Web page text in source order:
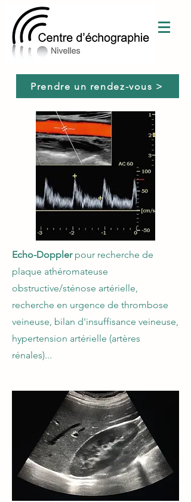
Prendre un rendez-vous >
Echo-Doppler pour recherche de
plaque athéromateuse
obstructive/sténose artérielle,
recherche en urgence de thrombose
veineuse, bilan d'insuffisance veineuse,
hypertension artérielle (artères
rénales)...